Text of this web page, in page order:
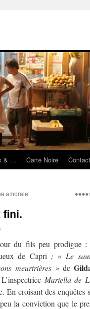
& … Carte Noire Contact
amorale
fini.
du fils peu prodigue :
de Capri ; « Le
meurtrières »de
Mariella de
En croisant des enquêtes
la conviction que le